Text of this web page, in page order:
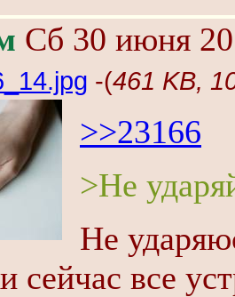
Сб 30 июня
-(461 KB,
>>23166
>Не
Не
сейчас все